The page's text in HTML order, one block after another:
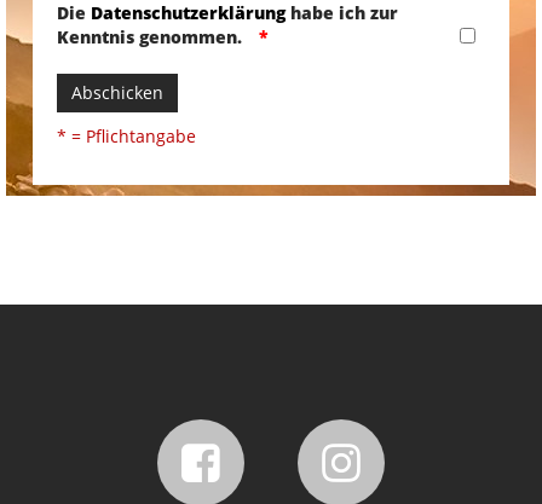
Die Datenschutzerklärunghabe ich zur
Kenntnis genommen.
Abschicken
* = Pflichtangabe